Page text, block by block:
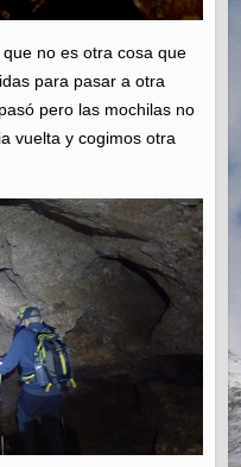
no es otra cosa que
para pasar a otra
pero las mochilas no
vuelta y cogimos otra